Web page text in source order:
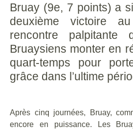
Bruay (9e, 7 points) a
deuxième victoire
rencontre
Bruaysiens monter en
quart-temps pour
grâce dans l’ultime
Après cinq journées, Bruay,
encore en puissance. Les